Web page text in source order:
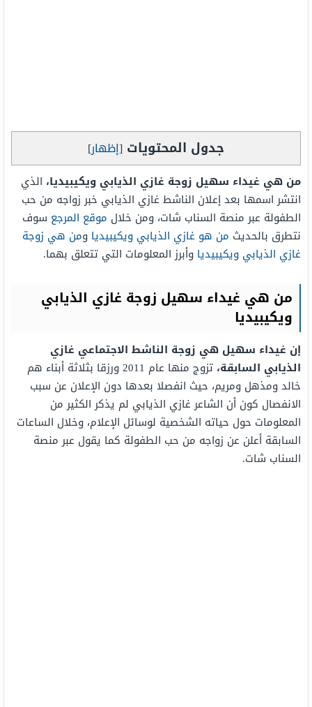
جدول المحتويات [إظهار]
من هي غيداء سهيل زوجة غازي الذيابي ويكيبيديا، الذي
انتشر اسمها بعد إعلان الناشط غازي الذيابي خبر زواجه من حب
الطفولة عبر منصة السناب شات، ومن خلال موقع المرجع سوف
نتطرق بالحديث من هو غازي الذيابي ويكيبيديا ومن هي زوجة
غازي الذيابي ويكيبيديا وأبرز المعلومات التي تتعلق بهما.
من هي غيداء سهيل زوجة غازي الذيابي
ويكيبيديا
إن غيداء سهيل هي زوجة الناشط الاجتماعي غازي
الذيابي السابقة،
تزوج منها عام 2011 ورزقا بثلاثة أبناء هم
خالد ومذهل ومريم، حيث انفصلا بعدها دون الإعلان عن سبب
الانفصال كون أن الشاعر غازي الذيابي لم يذكر الكثير من
المعلومات حول حياته الشخصية لوسائل الإعلام، وخلال الساعات
السابقة أعلن عن زواجه من حب الطفولة كما يقول عبر منصة
السناب شات.